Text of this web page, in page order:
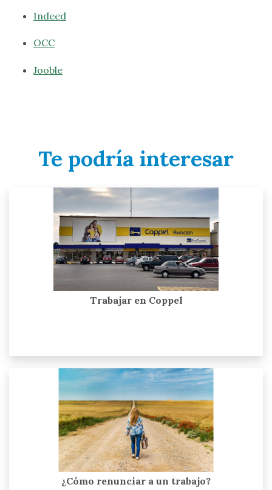
Indeed
OCC
Jooble
Te podría interesar
Trabajar en Coppel
¿Cómo renunciar a un trabajo?